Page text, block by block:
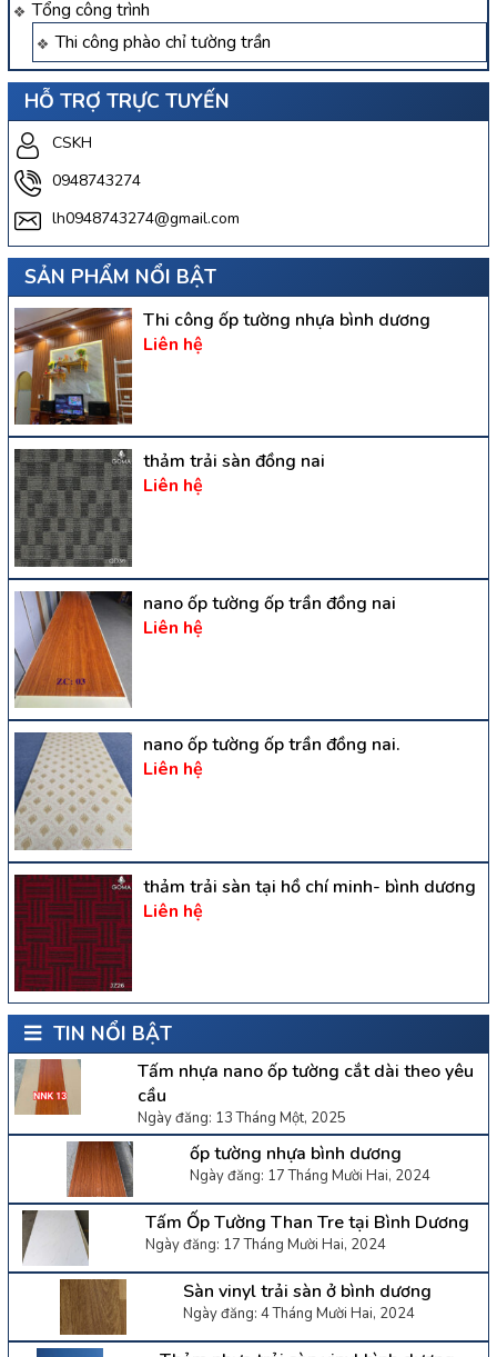
Tổng công trình
Thi công phào chỉ tường trần
HỖ TRỢ TRỰC TUYẾN
CSKH
0948743274
lh0948743274@gmail.com
SẢN PHẨM NỔI BẬT
Thi công ốp tường nhựa bình dương
Liên hệ
thảm trải sàn đồng nai
Liên hệ
nano ốp tường ốp trần đồng nai
Liên hệ
nano ốp tường ốp trần đồng nai.
Liên hệ
thảm trải sàn tại hồ chí minh- bình dương
Liên hệ
TIN NỔI BẬT
Tấm nhựa nano ốp tường cắt dài theo yêu
cầu
Ngày đăng: 13 Tháng Một, 2025
ốp tường nhựa bình dương
Ngày đăng: 17 Tháng Mười Hai, 2024
Tấm Ốp Tường Than Tre tại Bình Dương
Ngày đăng: 17 Tháng Mười Hai, 2024
Sàn vinyl trải sàn ở bình dương
Ngày đăng: 4 Tháng Mười Hai, 2024